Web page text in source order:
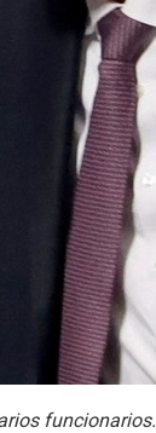
funcionarios.